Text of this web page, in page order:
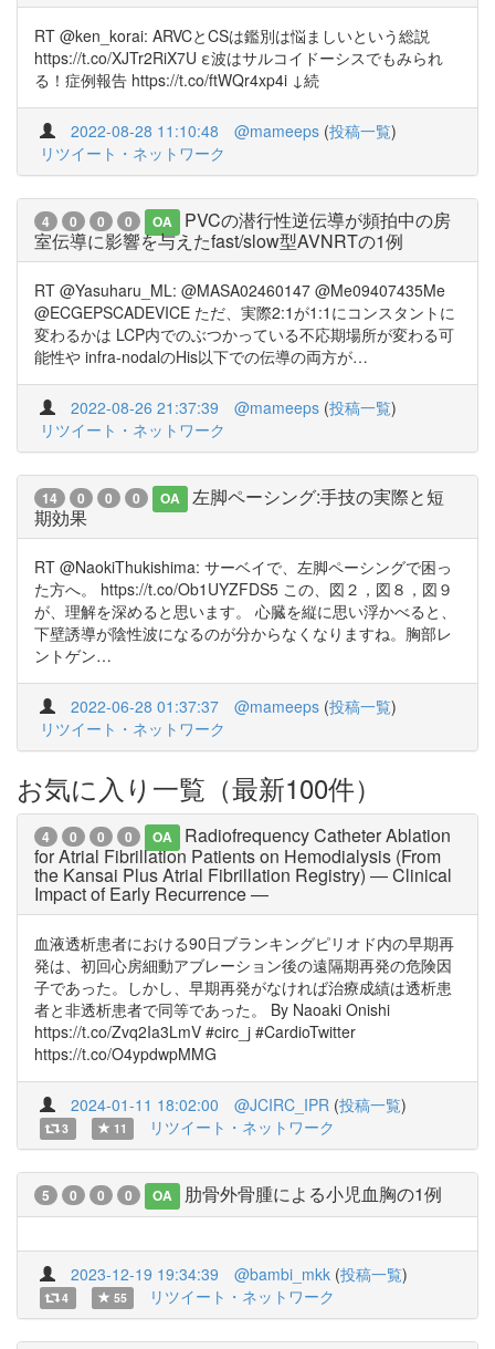
RT @ken_korai: ARVCとCSは鑑別は悩ましいという総説
https://t.co/XJTr2RiX7U ε波はサルコイドーシスでもみられ
る！症例報告 https://t.co/ftWQr4xp4i ↓続
2022-08-28 11:10:48 @mameeps (投稿一覧)
リツイート・ネットワーク
4 0 0 0 OA
PVCの潜行性逆伝導が頻拍中の房
室伝導に影響を与えたfast/slow型AVNRTの1例
RT @Yasuharu_ML: @MASA02460147 @Me09407435Me
@ECGEPSCADEVICE ただ、実際2:1が1:1にコンスタントに
変わるかは LCP内でのぶつかっている不応期場所が変わる可
能性や infra-nodalのHis以下での伝導の両方が…
2022-08-26 21:37:39 @mameeps (投稿一覧)
リツイート・ネットワーク
14 0 0 0 OA
左脚ペーシング:手技の実際と短
期効果
RT @NaokiThukishima: サーベイで、左脚ペーシングで困っ
た方へ。 https://t.co/Ob1UYZFDS5 この、図２，図８，図９
が、理解を深めると思います。 心臓を縦に思い浮かべると、
下壁誘導が陰性波になるのが分からなくなりますね。胸部レ
ントゲン…
2022-06-28 01:37:37 @mameeps (投稿一覧)
リツイート・ネットワーク
お気に入り一覧（最新100件）
4 0 0 0 OA
Radiofrequency Catheter Ablation
for Atrial Fibrillation Patients on Hemodialysis (From
the Kansai Plus Atrial Fibrillation Registry) ― Clinical
Impact of Early Recurrence ―
血液透析患者における90日ブランキングピリオド内の早期再
発は、初回心房細動アブレーション後の遠隔期再発の危険因
子であった。しかし、早期再発がなければ治療成績は透析患
者と非透析患者で同等であった。 By Naoaki Onishi
https://t.co/Zvq2Ia3LmV #circ_j #CardioTwitter
https://t.co/O4ypdwpMMG
2024-01-11 18:02:00 @JCIRC_IPR (投稿一覧)
3 11 リツイート・ネットワーク
5 0 0 0 OA 肋骨外骨腫による小児血胸の1例
2023-12-19 19:34:39 @bambi_mkk (投稿一覧)
4 55 リツイート・ネットワーク